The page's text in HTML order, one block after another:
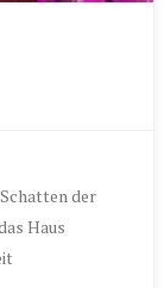
der
Haus